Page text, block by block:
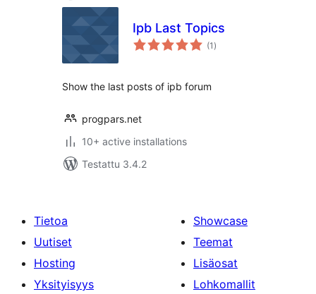
Ipb Last Topics
(1 arvosanat
yhteensä
)
Show the last posts of ipb forum
progpars.net
10+ active installations
Testattu 3.4.2
Tietoa
Uutiset
Hosting
Yksityisyys
Showcase
Teemat
Lisäosat
Lohkomallit